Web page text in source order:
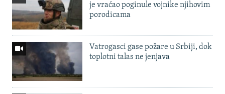
je vraćao poginule vojnike njihovim
porodicama
Vatrogasci gase požare u Srbiji, dok
toplotni talas ne jenjava